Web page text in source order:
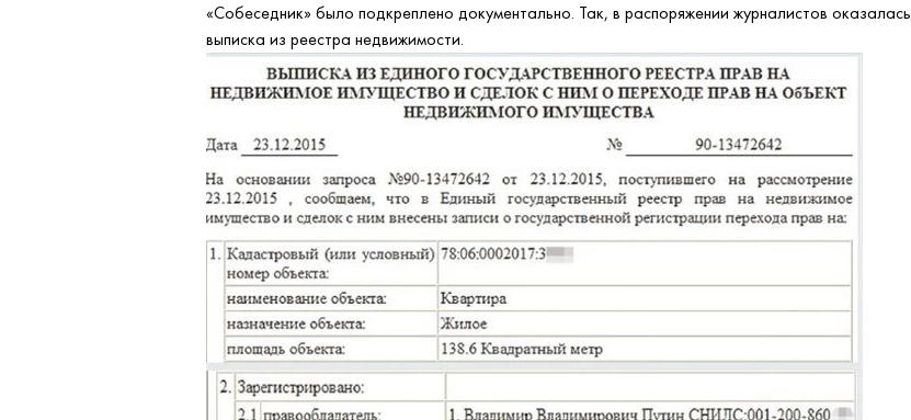
«Собеседник» было подкреплено документально. Так, в распоряжении журналистов оказалась
выписка из реестра недвижимости.